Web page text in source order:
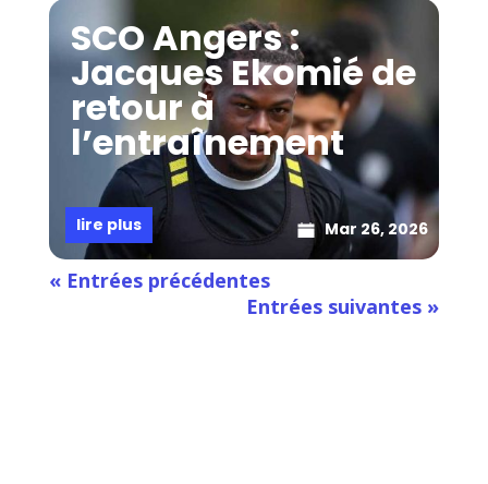
SCO Angers :
Jacques Ekomié de
retour à
l’entraînement
Mar 26, 2026
lire plus
« Entrées précédentes
Entrées suivantes »